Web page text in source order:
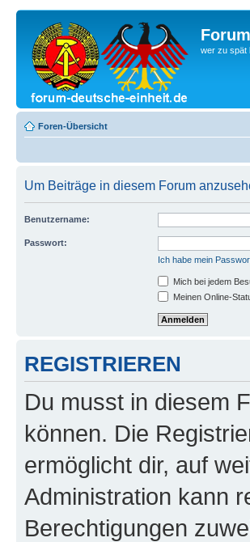
wer zu spät
Foren-Übersicht
Um Beiträge in diesem Forum
Benutzername:
Passwort:
Ich habe mein
Mich bei jedem
Meinen Online-
REGISTRIEREN
Du musst in diesem
können. Die
ermöglicht dir, auf
Administration kann
Berechtigungen